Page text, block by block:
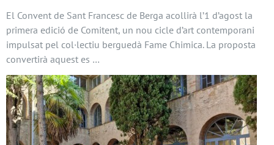
El Convent de Sant Francesc de Berga acollirà l’1 d’agost la
primera edició de Comitent, un nou cicle d’art contemporani
impulsat pel col·lectiu berguedà Fame Chimica. La proposta
convertirà aquest es …